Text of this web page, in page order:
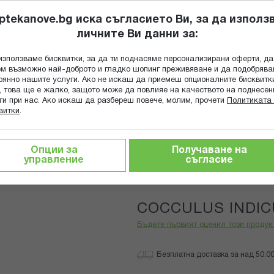
Търсене
ПОПИТАЙ
ГРИЖА ЗА МАЙКАТА И ДЕТЕТО ХРАНИТЕЛНИ ДОБАВКИ
Boiron
COCCULUS
Бъдете първият оценил този
Безплатна доставка за над
иска съгласието Ви, за да
личните Ви данни за:
бисквитки, за да ти поднасяме персонализирани оферти, да
възможно най-доброто и гладко шопинг преживяване и да
нашите услуги. Ако не искаш да приемеш опционалните
това ще е жалко, защото може да повлияе на качеството на
при нас. Ако искаш да разбереш повече, молим, прочети
Политиката
.
Опции за
управление
Получаване на
съгласие